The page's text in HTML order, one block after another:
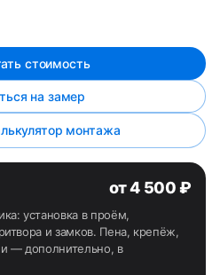
стоимость
на замер
монтажа
от 4 500 ₽
установка в проём,
и замков. Пена, крепёж,
— дополнительно, в